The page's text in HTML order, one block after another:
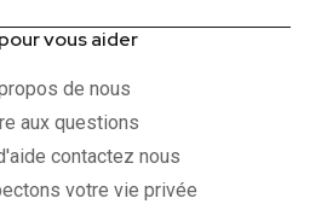
vous aider
de nous
aux questions
contactez nous
votre vie privée